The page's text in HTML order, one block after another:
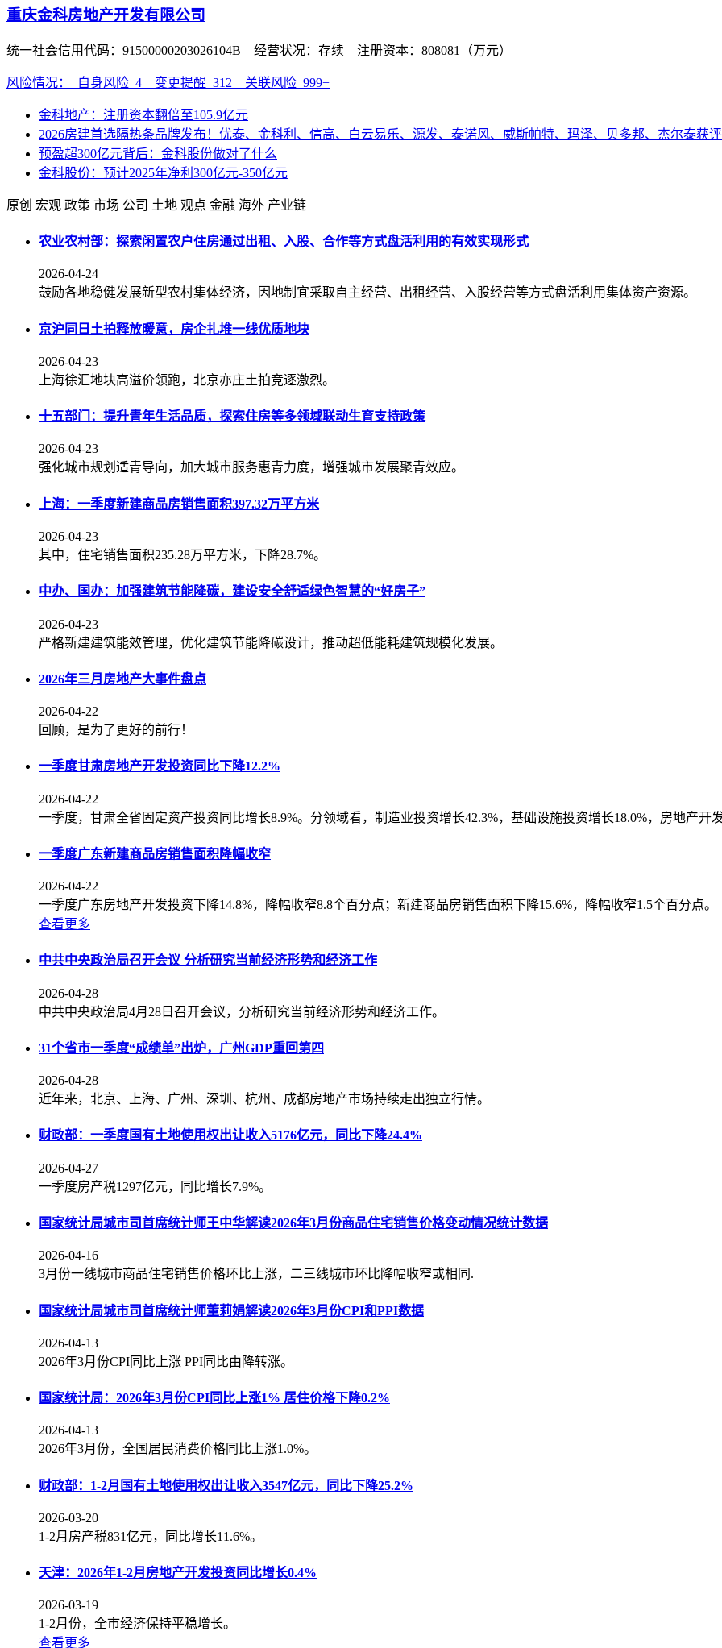
重庆金科房地产开发有限公司
统一社会信用代码：91500000203026104B 经营状况：存续 注册资本：808081（万元）
风险情况： 自身风险 4 变更提醒 312 关联风险 999+
金科地产：注册资本翻倍至105.9亿元
2026房建首选隔热条品牌发布！优泰、金科利、信高、白云易乐、源发、泰诺风、威斯帕特、玛泽、贝多邦、杰尔泰获评
预盈超300亿元背后：金科股份做对了什么
金科股份：预计2025年净利300亿元-350亿元
原创 宏观 政策 市场 公司 土地 观点 金融 海外 产业链
农业农村部：探索闲置农户住房通过出租、入股、合作等方式盘活利用的有效实现形式
2026-04-24
鼓励各地稳健发展新型农村集体经济，因地制宜采取自主经营、出租经营、入股经营等方式盘活利用集体资产资源。
京沪同日土拍释放暖意，房企扎堆一线优质地块
2026-04-23
上海徐汇地块高溢价领跑，北京亦庄土拍竞逐激烈。
十五部门：提升青年生活品质，探索住房等多领域联动生育支持政策
2026-04-23
强化城市规划适青导向，加大城市服务惠青力度，增强城市发展聚青效应。
上海：一季度新建商品房销售面积397.32万平方米
2026-04-23
其中，住宅销售面积235.28万平方米，下降28.7%。
中办、国办：加强建筑节能降碳，建设安全舒适绿色智慧的“好房子”
2026-04-23
严格新建建筑能效管理，优化建筑节能降碳设计，推动超低能耗建筑规模化发展。
2026年三月房地产大事件盘点
2026-04-22
回顾，是为了更好的前行！
一季度甘肃房地产开发投资同比下降12.2%
2026-04-22
一季度，甘肃全省固定资产投资同比增长8.9%。分领域看，制造业投资增长42.3%，基础设施投资增长18.0%，房地产开发
一季度广东新建商品房销售面积降幅收窄
2026-04-22
一季度广东房地产开发投资下降14.8%，降幅收窄8.8个百分点；新建商品房销售面积下降15.6%，降幅收窄1.5个百分点。
查看更多
中共中央政治局召开会议 分析研究当前经济形势和经济工作
2026-04-28
中共中央政治局4月28日召开会议，分析研究当前经济形势和经济工作。
31个省市一季度“成绩单”出炉，广州GDP重回第四
2026-04-28
近年来，北京、上海、广州、深圳、杭州、成都房地产市场持续走出独立行情。
财政部：一季度国有土地使用权出让收入5176亿元，同比下降24.4%
2026-04-27
一季度房产税1297亿元，同比增长7.9%。
国家统计局城市司首席统计师王中华解读2026年3月份商品住宅销售价格变动情况统计数据
2026-04-16
3月份一线城市商品住宅销售价格环比上涨，二三线城市环比降幅收窄或相同.
国家统计局城市司首席统计师董莉娟解读2026年3月份CPI和PPI数据
2026-04-13
2026年3月份CPI同比上涨 PPI同比由降转涨。
国家统计局：2026年3月份CPI同比上涨1% 居住价格下降0.2%
2026-04-13
2026年3月份，全国居民消费价格同比上涨1.0%。
财政部：1-2月国有土地使用权出让收入3547亿元，同比下降25.2%
2026-03-20
1-2月房产税831亿元，同比增长11.6%。
天津：2026年1-2月房地产开发投资同比增长0.4%
2026-03-19
1-2月份，全市经济保持平稳增长。
查看更多